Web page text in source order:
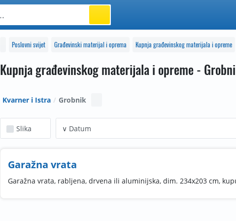
Poslovni svijet Građevinski materijal i oprema Kupnja građevinskog materijala i opreme
Kupnja građevinskog materijala i opreme -
Kvarner i Istra Grobnik
Slika
Garažna vrata
Garažna vrata, rabljena, drvena ili aluminijska, dim. 234x203 cm,